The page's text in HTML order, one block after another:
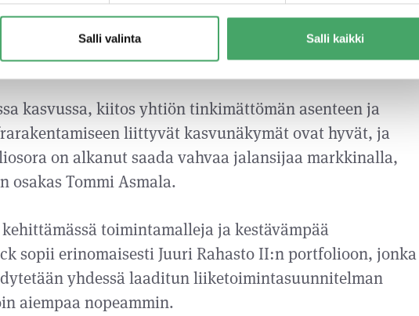
Salli valinta Salli kaikki
23 %. Yritysoston ja muun kasvun myötä
euroon tänä vuonna. Yhtiö jatkaa vahvaa
Juuri Partnersin tuella.
kasvussa, kiitos yhtiön tinkimättömän asenteen ja
liittyvät kasvunäkymät ovat hyvät, ja
on alkanut saada vahvaa jalansijaa markkinalla,
osakas Tommi Asmala.
toimintamalleja ja kestävämpää
sopii erinomaisesti Juuri Rahasto II:n portfolioon, jonka
yhdessä laaditun liiketoimintasuunnitelman
aiempaa nopeammin.